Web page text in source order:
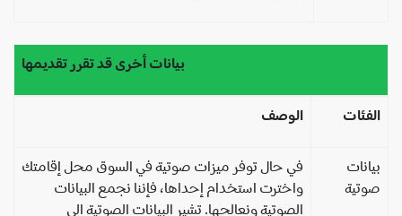
بيانات أخرى قد تقرر تقديمها
الوصف
في حال توفر ميزات صوتية في السوق محل إقامتك
واخترت استخدام إحداها، فإننا نجمع البيانات
الصوتية ونعالجها. تشير البيانات الصوتية إلى